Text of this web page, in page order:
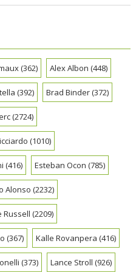
(362) Alex Albon (448)
(392) Brad Binder(372)
(2724)
(1010)
(416) Esteban Ocon (785)
Alonso (2232)
Russell (2209)
(367) Kalle Rovanpera (416)
(373) Lance Stroll (926)